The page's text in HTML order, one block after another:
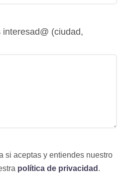
(ciudad,
si aceptas y entiendes nuestro
política de privacidad .